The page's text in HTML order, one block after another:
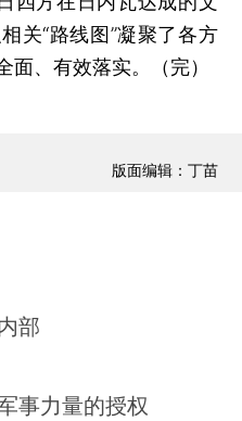
关“路线图”凝聚了各方
面、有效落实。（完）
版面编辑：丁苗
部
事力量的授权